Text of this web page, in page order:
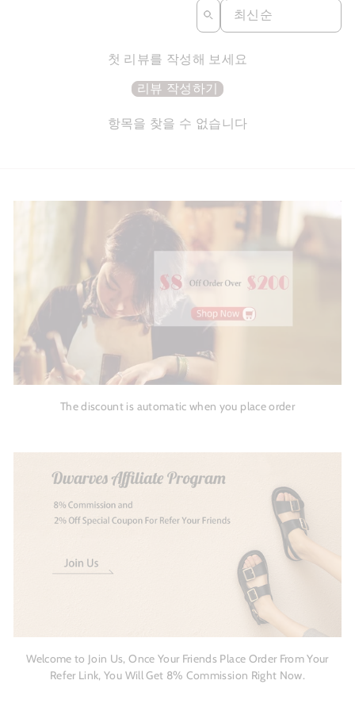
SORT REVIEWS BY
첫 리뷰를 작성해 보세요
리뷰 작성하기
항목을 찾을 수 없습니다
The discount is automatic when you place order
Welcome to Join Us, Once Your Friends Place Order From Your
Refer Link, You Will Get 8% Commission Right Now.